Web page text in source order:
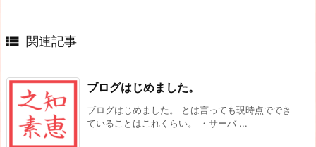
 関連記事
ブログはじめました。
ブログはじめました。 とは言っても現時点ででき
ていることはこれくらい。 ・サーバ ...